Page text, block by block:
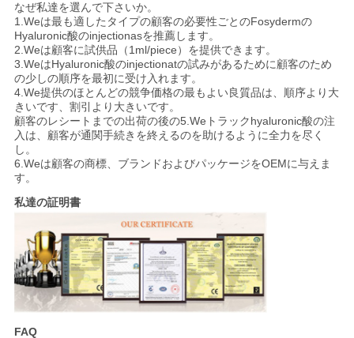
なぜ私達を選んで下さいか。
1.Weは最も適したタイプの顧客の必要性ごとのFosydermの
Hyaluronic酸のinjectionasを推薦します。
2.Weは顧客に試供品（1ml/piece）を提供できます。
3.WeはHyaluronic酸のinjectionatの試みがあるために顧客のため
の少しの順序を最初に受け入れます。
4.We提供のほとんどの競争価格の最もよい良質品は、順序より大
きいです、割引より大きいです。
顧客のレシートまでの出荷の後の5.Weトラックhyaluronic酸の注
入は、顧客が通関手続きを終えるのを助けるように全力を尽く
し。
6.Weは顧客の商標、ブランドおよびパッケージをOEMに与えま
す。
私達の証明書
FAQ